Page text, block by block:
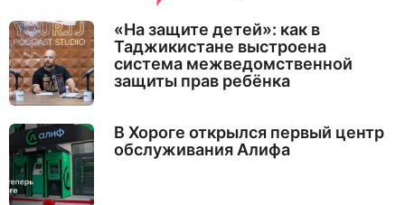
«На защите детей»: как в
Таджикистане выстроена
система межведомственной
защиты прав ребёнка
В Хороге открылся первый центр
обслуживания Алифа